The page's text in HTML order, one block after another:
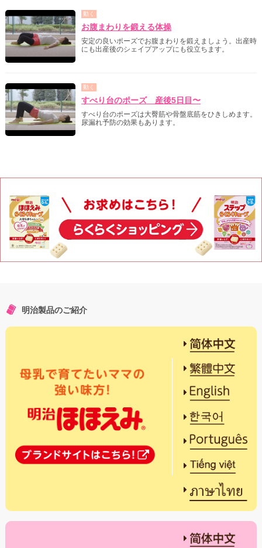
動く
お腹まわりを鍛える体操
安定の良いポーズでお腹まわりを鍛えましょう。出産時
にも出産後のシェイプアップにも役立ちます。
動く
すべり台のポーズ 産後5日目〜
すべり台のポーズは大臀筋や骨盤底筋をひきしめます。
尿漏れ予防の効果もあります。
明治製品のご紹介